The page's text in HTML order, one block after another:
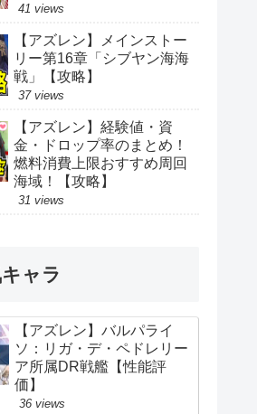
41 views
【アズレン】メインストー
リー第16章「シブヤン海海
戦」【攻略】
37 views
【アズレン】経験値・資
金・ドロップ率のまとめ！
燃料消費上限おすすめ周回
海域！【攻略】
31 views
ャラ
【アズレン】バルパライ
ソ：リガ・デ・ペドレリー
ア所属DR戦艦【性能評
価】
36 views